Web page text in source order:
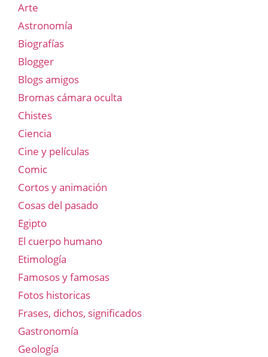
Arte
Astronomía
Biografías
Blogger
Blogs amigos
Bromas cámara oculta
Chistes
Ciencia
Cine y películas
Comic
Cortos y animación
Cosas del pasado
Egipto
El cuerpo humano
Etimología
Famosos y famosas
Fotos historicas
Frases, dichos, significados
Gastronomía
Geología